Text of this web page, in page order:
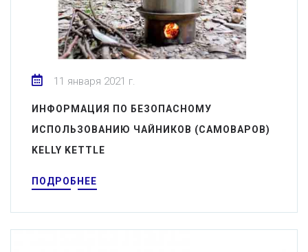
11 января 2021 г.
ИНФОРМАЦИЯ ПО БЕЗОПАСНОМУ
ИСПОЛЬЗОВАНИЮ ЧАЙНИКОВ (САМОВАРОВ)
KELLY KETTLE
ПОДРОБНЕЕ